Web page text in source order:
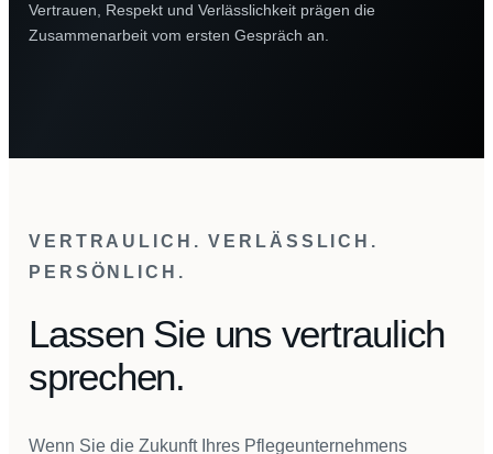
Vertrauen, Respekt und Verlässlichkeit prägen die
Zusammenarbeit vom ersten Gespräch an.
VERTRAULICH. VERLÄSSLICH.
PERSÖNLICH.
Lassen Sie uns vertraulich
sprechen.
Wenn Sie die Zukunft Ihres Pflegeunternehmens